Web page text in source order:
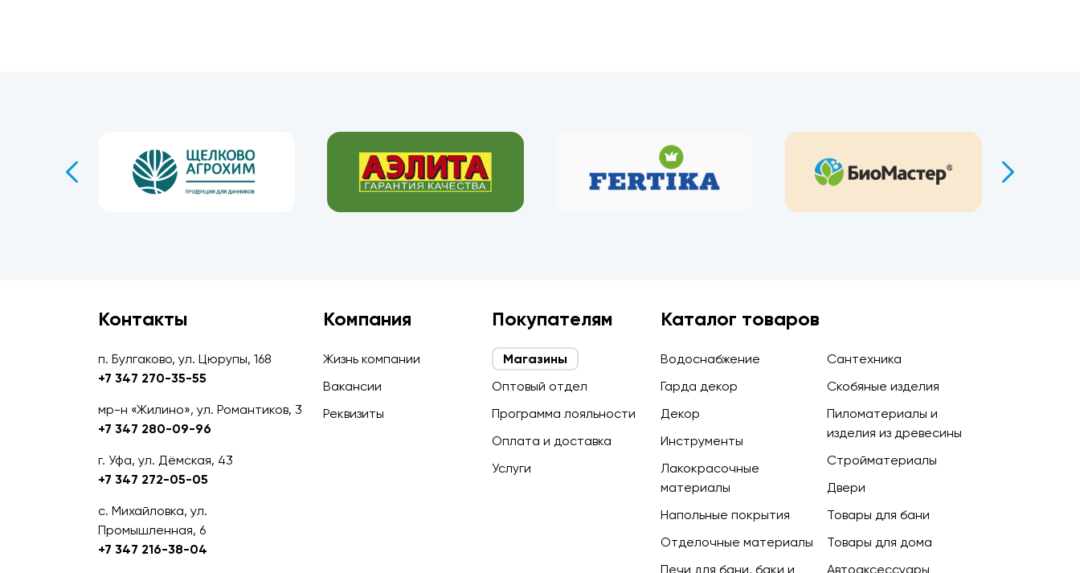
Контакты
п. Булгаково, ул. Цюрупы, 168
+7 347 270-35-55
мр-н «Жилино», ул. Романтиков, 3
+7 347 280-09-96
г. Уфа, ул. Дёмская, 43
+7 347 272-05-05
с. Михайловка, ул.
Промышленная, 6
+7 347 216-38-04
Компания
Жизнь компании
Вакансии
Реквизиты
Покупателям
Магазины
Оптовый отдел
Программа лояльности
Оплата и доставка
Услуги
Каталог товаров
Водоснабжение
Гарда декор
Декор
Инструменты
Лакокрасочные
материалы
Напольные покрытия
Отделочные материалы
Печи для бани, баки и
Сантехника
Скобяные изделия
Пиломатериалы и
изделия из древесины
Стройматериалы
Двери
Товары для бани
Товары для дома
Автоаксессуары